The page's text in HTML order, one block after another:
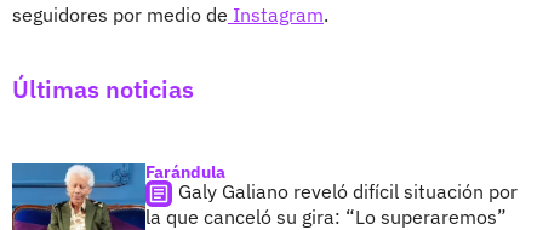
seguidores por medio de Instagram.
Últimas noticias
Farándula
Galy Galiano reveló difícil situación por
la que canceló su gira: “Lo superaremos”